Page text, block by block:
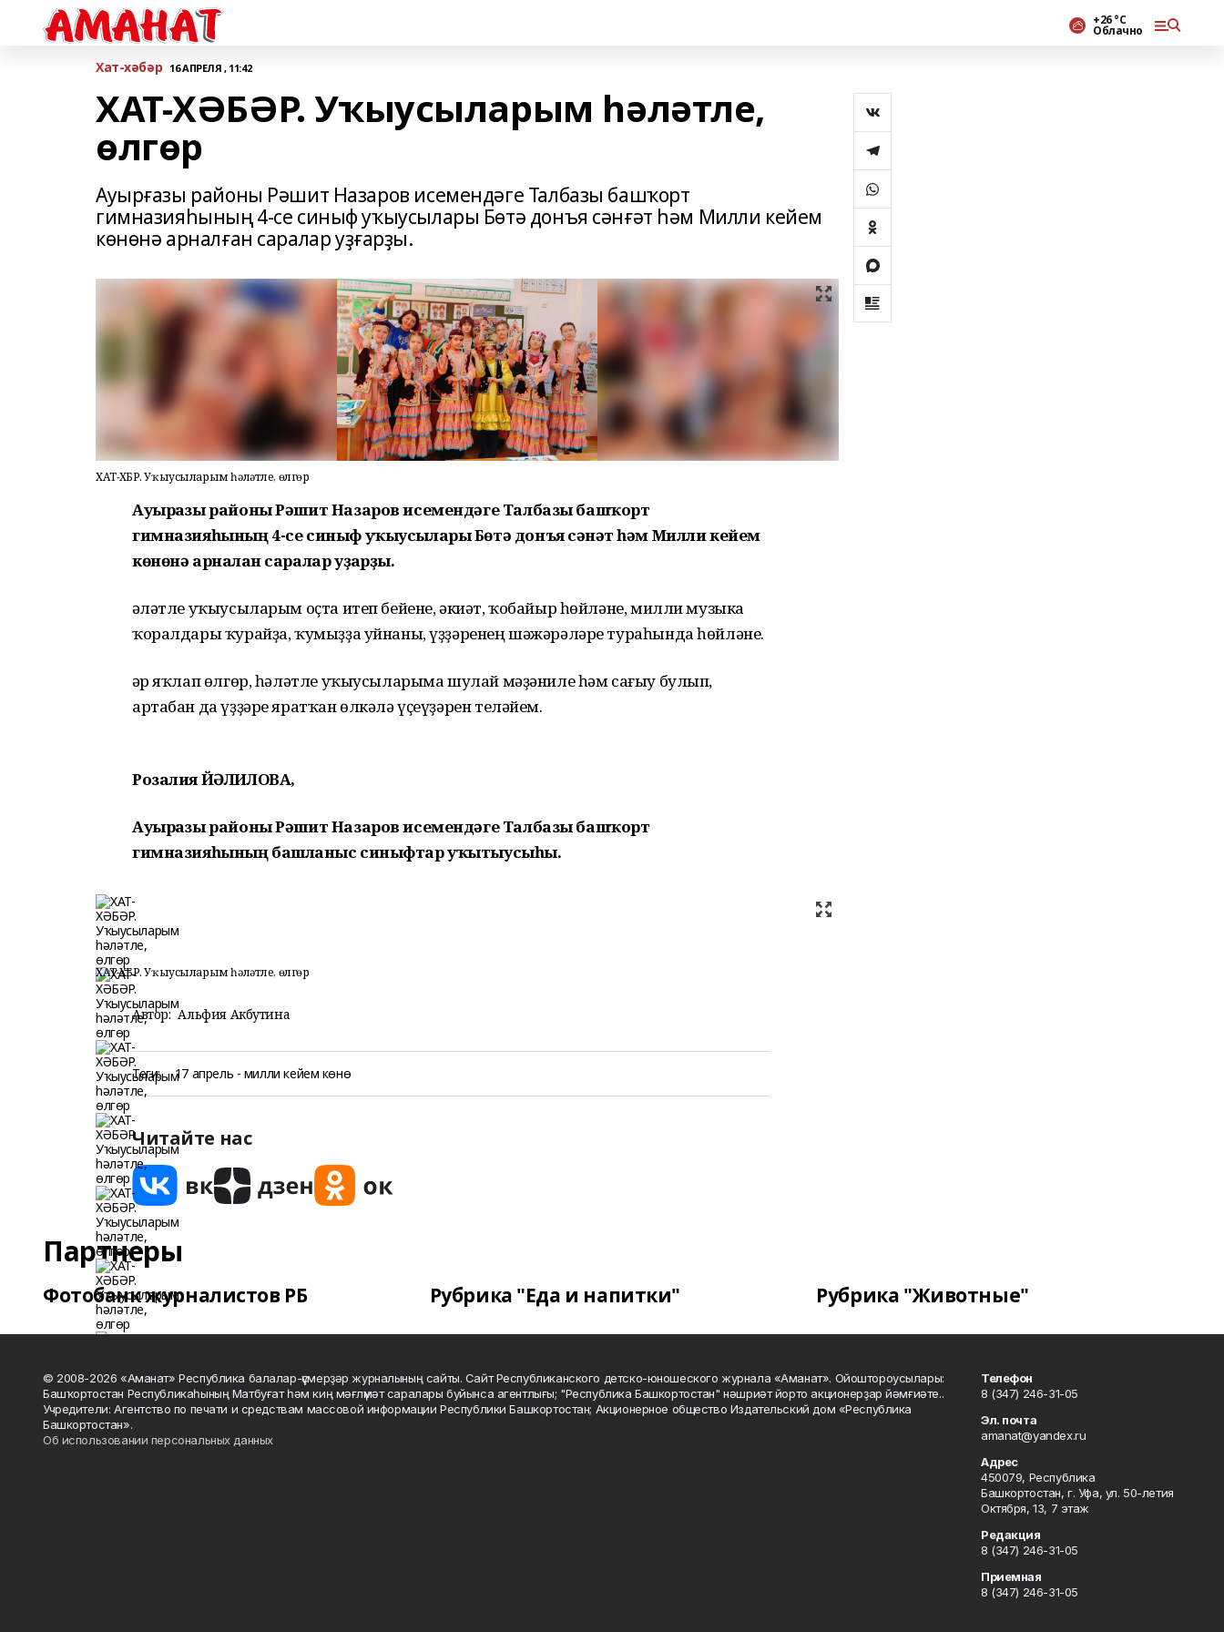
+26 °С
Облачно
Хат-хәбәр 16 АПРЕЛЯ , 11:42
ХАТ-ХӘБӘР. Уҡыусыларым һәләтле,
өлгөр
Ауырғазы районы Рәшит Назаров исемендәге Талбазы башҡорт
гимназияһының 4-се синыф уҡыусылары Бөтә донъя сәнғәт һәм Милли кейем
көнөнә арналған саралар уҙғарҙы.
ХАТ-ХӘБӘР. Уҡыусыларым һәләтле, өлгөр
Ауырғазы районы Рәшит Назаров исемендәге Талбазы башҡорт
гимназияһының 4-се синыф уҡыусылары Бөтә донъя сәнғәт һәм Милли кейем
көнөнә арналған саралар уҙғарҙы.
Һәләтле уҡыусыларым оҫта итеп бейене, әкиәт, ҡобайыр һөйләне, милли музыка
ҡоралдары ҡурайҙа, ҡумыҙҙа уйнаны, үҙҙәренең шәжәрәләре тураһында һөйләне.
Һәр яҡлап өлгөр, һәләтле уҡыусыларыма шулай мәҙәниле һәм сағыу булып,
артабан да үҙҙәре яратҡан өлкәлә үҫеүҙәрен теләйем.
Розалия ЙӘЛИЛОВА,
Ауырғазы районы Рәшит Назаров исемендәге Талбазы башҡорт
гимназияһының башланғыс синыфтар уҡытыусыһы.
ХАТ-ХӘБӘР. Уҡыусыларым һәләтле, өлгөр
Автор: Альфия Акбутина
Теги: 17 апрель - милли кейем көнө
Читайте нас
Партнеры
Фотобанк журналистов РБ Рубрика "Еда и напитки" Рубрика "Животные"
© 2008-2026 «Аманат» Республика балалар-үҫмерҙәр журналының сайты. Сайт Республиканского детско-юношеского журнала «Аманат». Ойоштороусылары:
Башҡортостан Республикаһының Матбуғат һәм киң мәғлүмәт саралары буйынса агентлығы; "Республика Башкортостан" нәшриәт йорто акционерҙар йәмғиәте..
Учредители: Агентство по печати и средствам массовой информации Республики Башкортостан; Акционерное общество Издательский дом «Республика
Башкортостан».
Об использовании персональных данных
Телефон
8 (347) 246-31-05
Эл. почта
amanat@yandex.ru
Адрес
450079, Республика
Башкортостан, г. Уфа, ул. 50-летия
Октября, 13, 7 этаж
Редакция
8 (347) 246-31-05
Приемная
8 (347) 246-31-05